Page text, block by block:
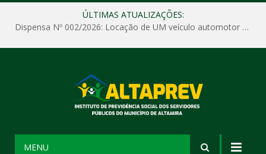
ÚLTIMAS ATUALIZAÇÕES:
Dispensa Nº 002/2026: Locação de UM veículo automotor sem motorista, tipo passeio, com seguro total e quilometragem livre, para atender as demandas operacionais e administrativas do Instituto de Previdência Social dos Servidores Públicos do Município de Altamira – PA – ALTAPREV.
MENU